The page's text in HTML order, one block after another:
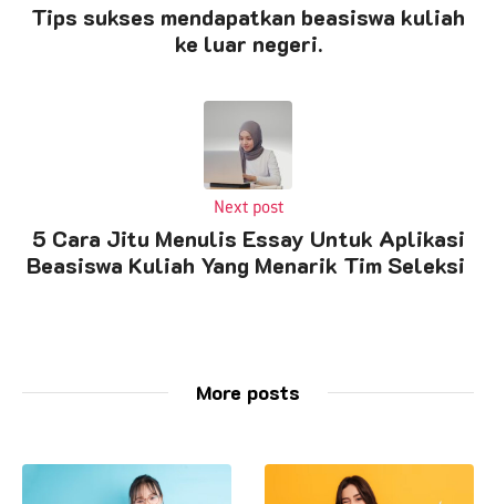
Tips sukses mendapatkan beasiswa kuliah
ke luar negeri.
Next post
5 Cara Jitu Menulis Essay Untuk Aplikasi
Beasiswa Kuliah Yang Menarik Tim Seleksi
More posts